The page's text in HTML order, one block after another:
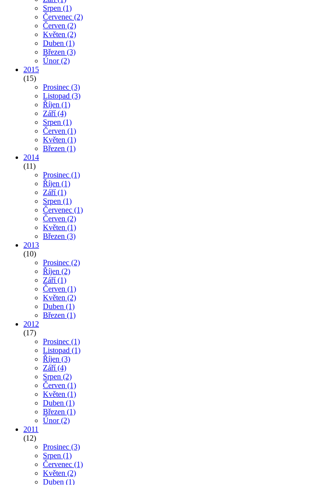
Srpen (1)
Červenec (2)
Červen (2)
Květen (2)
Duben (1)
Březen (3)
Únor(2)
2015
(15)
Prosinec (3)
Listopad (3)
Říjen (1)
Září(4)
Srpen (1)
Červen (1)
Květen (1)
Březen (1)
2014
(11)
Prosinec (1)
Říjen (1)
Září(1)
Srpen (1)
Červenec (1)
Červen (2)
Květen (1)
Březen (3)
2013
(10)
Prosinec (2)
Říjen (2)
Září(1)
Červen (1)
Květen (2)
Duben (1)
Březen (1)
2012
(17)
Prosinec (1)
Listopad (1)
Říjen (3)
Září(4)
Srpen (2)
Červen (1)
Květen (1)
Duben (1)
Březen (1)
Únor(2)
2011
(12)
Prosinec (3)
Srpen (1)
Červenec (1)
Květen (2)
Duben (1)